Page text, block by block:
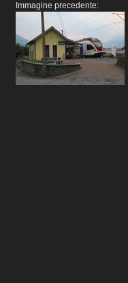
Immagine precedente: